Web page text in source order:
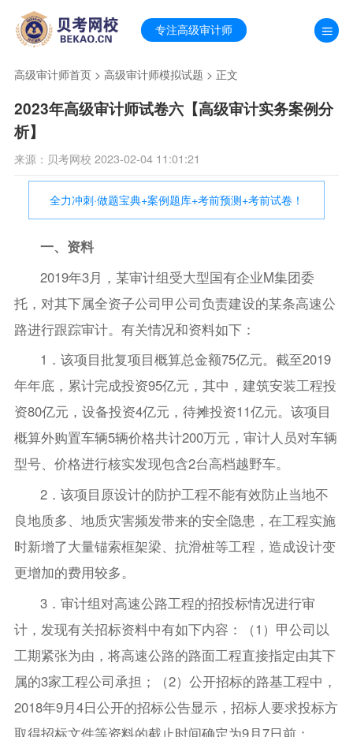
专注高级审计师
高级审计师首页> 高级审计师模拟试题 > 正文
2023年高级审计师试卷六【高级审计实务案例分
析】
来源：贝考网校 2023-02-04 11:01:21
全力冲刺·做题宝典+案例题库+考前预测+考前试卷！
一、资料
2019年3月，某审计组受大型国有企业M集团委
托，对其下属全资子公司甲公司负责建设的某条高速公
路进行跟踪审计。有关情况和资料如下：
1．该项目批复项目概算总金额75亿元。截至2019
年年底，累计完成投资95亿元，其中，建筑安装工程投
资80亿元，设备投资4亿元，待摊投资11亿元。该项目
概算外购置车辆5辆价格共计200万元，审计人员对车辆
型号、价格进行核实发现包含2台高档越野车。
2．该项目原设计的防护工程不能有效防止当地不
良地质多、地质灾害频发带来的安全隐患，在工程实施
时新增了大量锚索框架梁、抗滑桩等工程，造成设计变
更增加的费用较多。
3．审计组对高速公路工程的招投标情况进行审
计，发现有关招标资料中有如下内容：（1）甲公司以
工期紧张为由，将高速公路的路面工程直接指定由其下
属的3家工程公司承担；（2）公开招标的路基工程中，
2018年9月4日公开的招标公告显示，招标人要求投标方